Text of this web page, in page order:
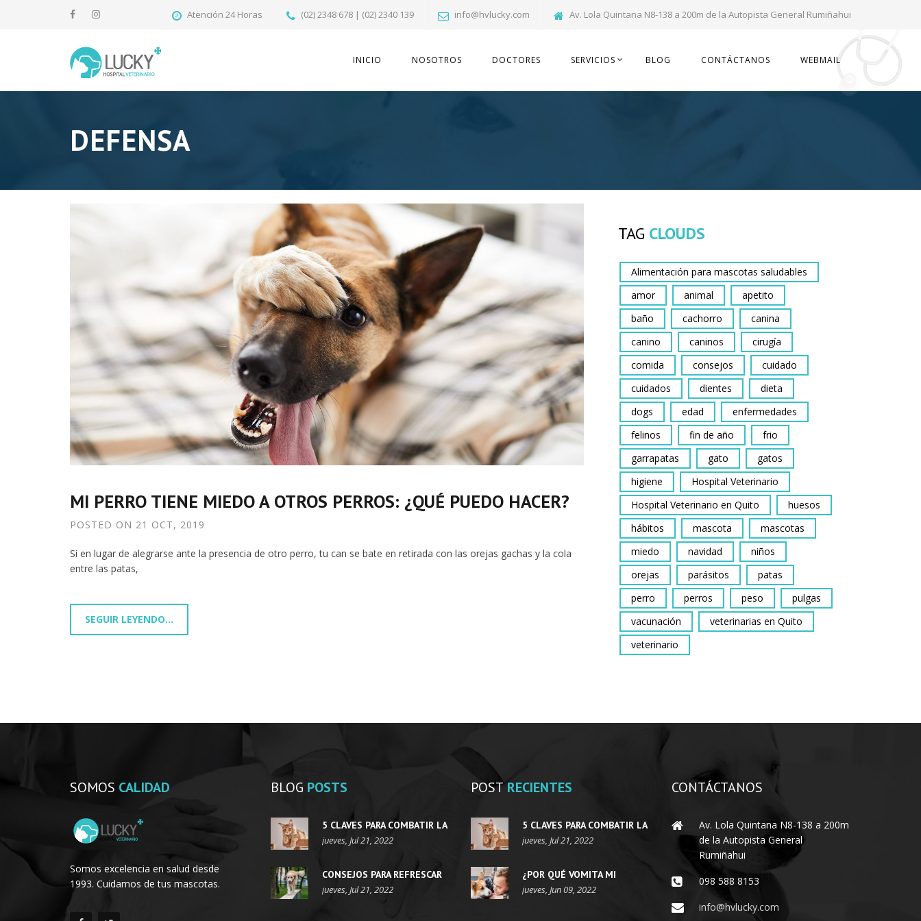
Atención 24 Horas (02) 2348 678 | (02) 2340 139 info@hvlucky.com Av. Lola Quintana N8-138 a 200m de la Autopista General Rumiñahui
INICIO NOSOTROS DOCTORES SERVICIOS BLOG CONTÁCTANOS WEBMAIL
DEFENSA
MI PERRO TIENE MIEDO A OTROS PERROS: ¿QUÉ PUEDO HACER?
POSTED ON 21 OCT, 2019
Si en lugar de alegrarse ante la presencia de otro perro, tu can se bate en retirada con las orejas gachas y la cola
entre las patas,
SEGUIR LEYENDO...
TAG CLOUDS
Alimentación para mascotas saludables
amor
animal
apetito
baño
cachorro
canina
canino
caninos
cirugía
comida
consejos
cuidado
cuidados
dientes
dieta
dogs
edad
enfermedades
felinos
fin de año
frio
garrapatas
gato
gatos
higiene
Hospital Veterinario
Hospital Veterinario en Quito
huesos
hábitos
mascota
mascotas
miedo
navidad
niños
orejas
parásitos
patas
perro
perros peso
pulgas
vacunación
veterinarias en Quito
veterinario
SOMOS CALIDAD
Somos excelencia en salud desde
1993. Cuidamos de tus mascotas.
BLOG POSTS
5 CLAVES PARA COMBATIR LA
OBESIDAD EN GATOS
jueves, Jul 21, 2022
CONSEJOS PARA REFRESCAR
AL PERRO EN VERANO
jueves, Jul 21, 2022
POST RECIENTES
5 CLAVES PARA COMBATIR LA
OBESIDAD EN GATOS
jueves, Jul 21, 2022
¿POR QUÉ VOMITA MI
PERRO?
jueves, Jun 09, 2022
CONTÁCTANOS
Av. Lola Quintana N8-138 a 200m
de la Autopista General
Rumiñahui
098 588 8153
info@hvlucky.com